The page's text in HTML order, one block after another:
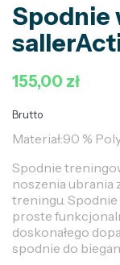
Spodnie
155,00 zł
Brutto
Materiał:90 %
Spodnie
noszenia ubrania
treningu. Spodnie
proste
doskonałego
spodnie do